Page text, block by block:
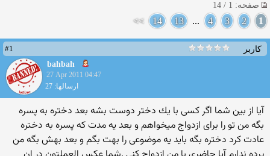
صفحه: 1 / 14
1
2
3
4
...
13
14
>>
کاربر
#1
bahbah
27 Apr 2011 04:47
ارسالها: 27
آیا از بین شما اگر كسی با یك دختر دوست بشه بعد دختره به پسره
بگه من تو را برای ازدواج میخواهم و بعد یه مدت كه پسره به دختره
عادت كرد دختره بگه باید یه موضوعی را بهت بگم و بعد بهش بگه من